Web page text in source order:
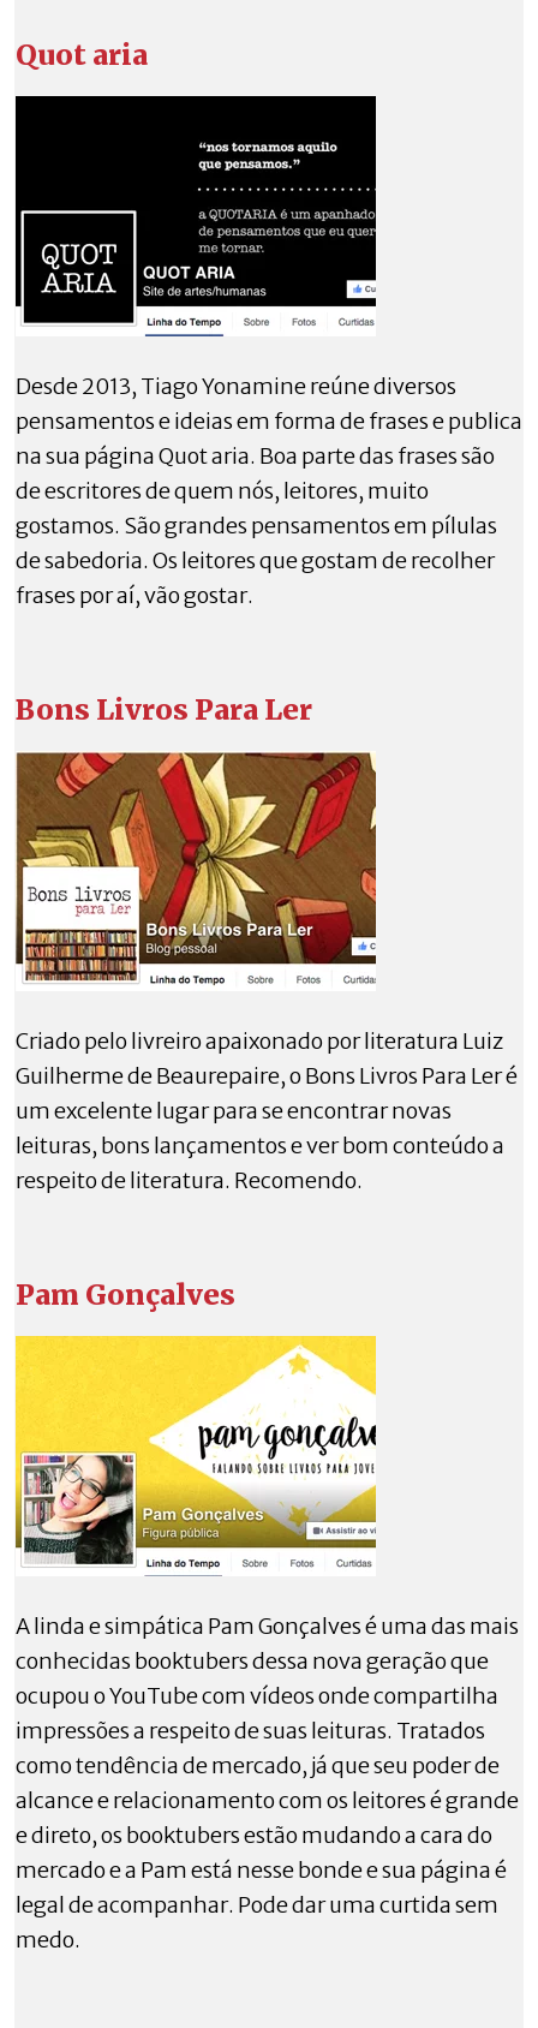
Quot aria
Desde 2013, Tiago Yonamine reúne diversos
pensamentos e ideias em forma de frases e publica
na sua página Quot aria. Boa parte das frases são
de escritores de quem nós, leitores, muito
gostamos. São grandes pensamentos em pílulas
de sabedoria. Os leitores que gostam de recolher
frases por aí, vão gostar.
Bons Livros Para Ler
Criado pelo livreiro apaixonado por literatura Luiz
Guilherme de Beaurepaire, o Bons Livros Para Ler é
um excelente lugar para se encontrar novas
leituras, bons lançamentos e ver bom conteúdo a
respeito de literatura. Recomendo.
Pam Gonçalves
A linda e simpática Pam Gonçalves é uma das mais
conhecidas booktubers dessa nova geração que
ocupou o YouTube com vídeos onde compartilha
impressões a respeito de suas leituras. Tratados
como tendência de mercado, já que seu poder de
alcance e relacionamento com os leitores é grande
e direto, os booktubers estão mudando a cara do
mercado e a Pam está nesse bonde e sua página é
legal de acompanhar. Pode dar uma curtida sem
medo.